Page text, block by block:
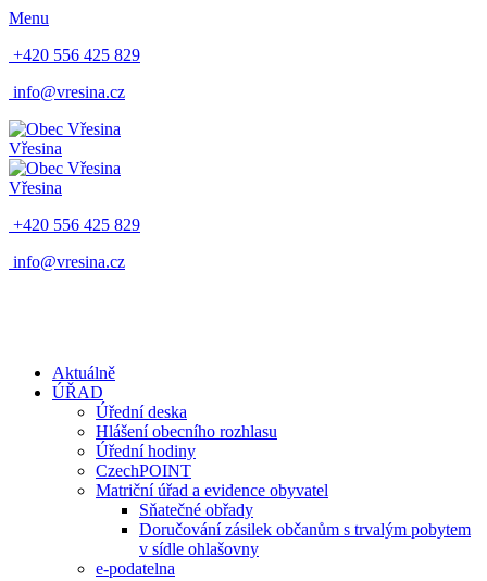
Menu
+420 556 425 829
info@vresina.cz
Vřesina
Vřesina
+420 556 425 829
info@vresina.cz
Aktuálně
ÚŘAD
Úřední deska
Hlášení obecního rozhlasu
Úřední hodiny
CzechPOINT
Matriční úřad a evidence obyvatel
Sňatečné obřady
Doručování zásilek občanům s trvalým pobytem
v sídle ohlašovny
e-podatelna